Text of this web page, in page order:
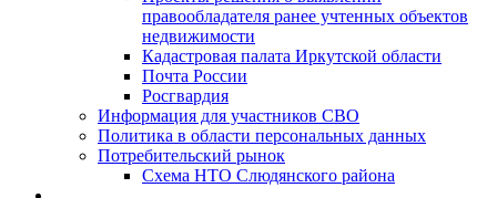
правообладателя ранее учтенных объектов
недвижимости
Кадастровая палата Иркутской области
Почта России
Росгвардия
Информация для участников СВО
Политика в области персональных данных
Потребительский рынок
Схема НТО Слюдянского района